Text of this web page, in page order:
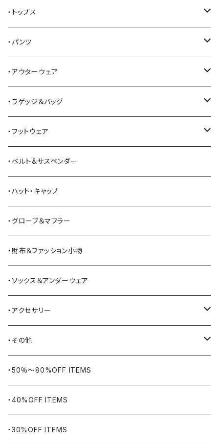
AKER
Alden
ALFONSO'S OF HOLLYWOOD LEATHER
All American Khakis
American Optical
ANDERSON BEAN BOOT CO.
Bass Pro Shops
BATTLE LAKE
Barbour
BAYSIDE
BELSTAFF
BIG BILL
WORKERS BIGDAY
BHADUR
Bills KHAKIS
・トップス
Tシャツ
シャツ
ベスト
セーター
スウェットシャツ
カーディガン
パーカー
・パンツ
ジーンズ
ワークパンツ
オーバーオール
ミリタリーパンツ
ツナギ
ジャージ・スウェット
ハーフパンツ・ショートパンツ
・アウターウェア
コート
ジャケット
ベスト
・ラゲッジ＆バッグ
トートバッグ
ショルダーバッグ
リュック・バックパック
ボストンバッグ・ダッフルバッグ
ヒップバッグ・ファニーパック
ブリーフケース
ツールバッグ
・フットウェア
ブーツ
スニーカー
サンダル
その他シューズ
シュー用品
・ベルト＆サスペンダー
・ハット・キャップ
・グローブ＆マフラー
・財布＆ファッション小物
・ソックス＆アンダーウェア
・アクセサリー
バングル・ブレスレット
リング
ネックレス・ペンダント
ピンズ・ブローチ
・その他
ヴィンテージ
アウトドア用品
ナバホラグ・ビンテージラグ
・50％〜80%OFF ITEMS
・40%OFF ITEMS
・30%OFF ITEMS